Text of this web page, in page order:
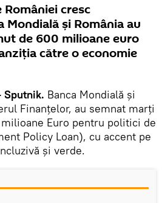
cresc
Mondială şi România au
de 600 milioane euro
către o economie
Sputnik. Banca Mondială şi
Finanţelor, au semnat marţi
Euro pentru politici de
Policy Loan), cu accent pe
şi verde.